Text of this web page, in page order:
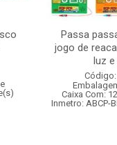
Passa
jogo de
luz
Caixa Com:
Inmetro: ABCP-